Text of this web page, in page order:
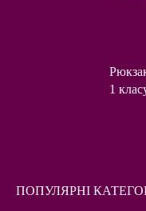
1
ПОПУЛЯРНІ